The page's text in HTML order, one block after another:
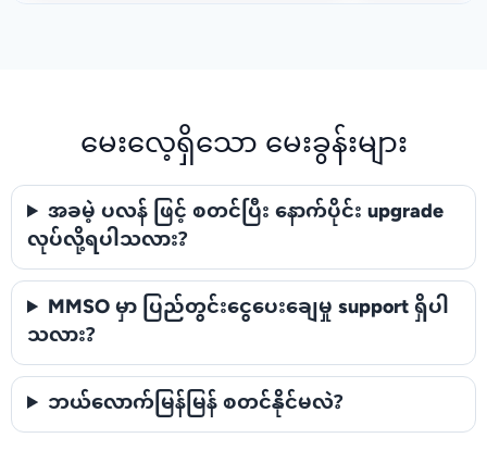
မေးလေ့ရှိသော မေးခွန်းများ
အခမဲ့ ပလန် ဖြင့် စတင်ပြီး နောက်ပိုင်း upgrade
လုပ်လို့ရပါသလား?
MMSO မှာ ပြည်တွင်းငွေပေးချေမှု support ရှိပါ
သလား?
ဘယ်လောက်မြန်မြန် စတင်နိုင်မလဲ?